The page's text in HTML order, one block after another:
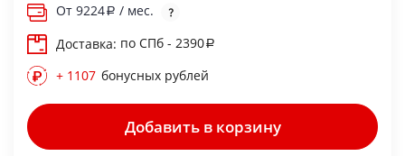
От 9224
/ мес.
Доставка: по СПб - 2390
+ 1107 бонусных рублей
Добавить в корзину